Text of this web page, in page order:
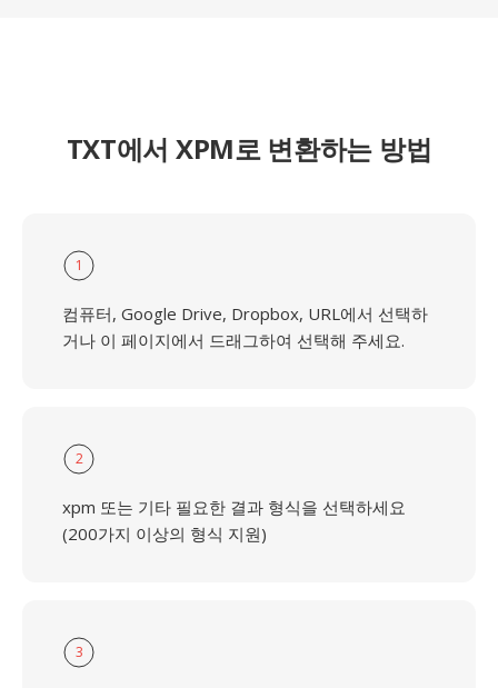
TXT에서 XPM로 변환하는 방법
1
컴퓨터, Google Drive, Dropbox, URL에서 선택하
거나 이 페이지에서 드래그하여 선택해 주세요.
2
xpm 또는 기타 필요한 결과 형식을 선택하세요
(200가지 이상의 형식 지원)
3